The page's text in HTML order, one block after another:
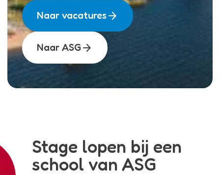
Naar vacaturesarrow_forward
Naar ASG arrow_forward
Stage lopen bij een
school van ASG